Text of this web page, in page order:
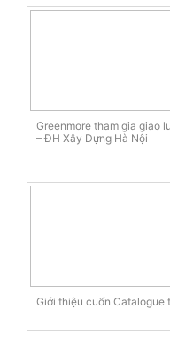
Greenmore tham gia giao
– ĐH Xây Dựng Hà Nội
Giới thiệu cuốn Catalogue